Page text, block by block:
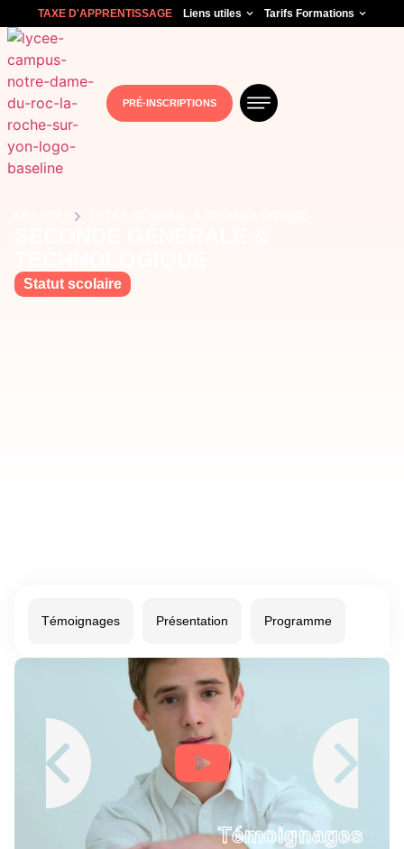
TAXE D'APPRENTISSAGE Liens utiles Tarifs Formations
PRÉ-INSCRIPTIONS
Statut scolaire
Témoignages Présentation Programme
Témoignages